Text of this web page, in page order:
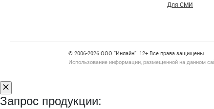
Для СМИ
Счетчики, авторское право, логотипы
© 2006‑2026 ООО “Инлайн”. 12+ Все права защищены.
Использование информации, размещенной на данном
Запрос продукции: